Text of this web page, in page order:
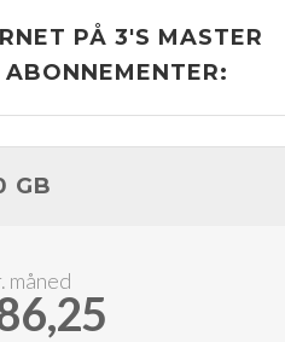
PÅ 3'S MASTER
GB
måned